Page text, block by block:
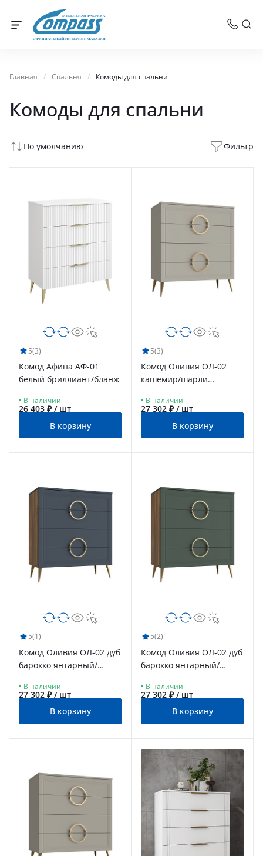
МЕБЕЛЬНАЯ ФАБРИКА
ОФИЦИАЛЬНЫЙ ИНТЕРНЕТ-МАГАЗИН
Главная / Спальня / Комоды для спальни
Комоды для спальни
По умолчанию Фильтр
5(3)
Комод Афина АФ-01
белый бриллиант/бланж
В наличии
26 403 ₽ / шт
В корзину
5(3)
Комод Оливия ОЛ-02
кашемир/шарли
В наличии
27 302 ₽ / шт
В корзину
5(1)
Комод Оливия ОЛ-02 дуб
барокко янтарный/
В наличии
27 302 ₽ / шт
В корзину
5(2)
Комод Оливия ОЛ-02 дуб
барокко янтарный/
В наличии
27 302 ₽ / шт
В корзину